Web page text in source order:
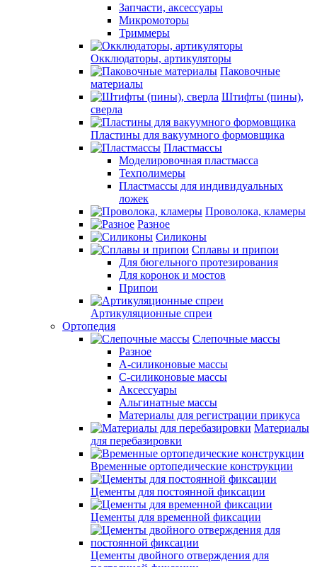
Запчасти, аксессуары
Микромоторы
Триммеры
Окклюдаторы, артикуляторы
Паковочные
материалы
Штифты (пины),
сверла
Пластины для вакуумного формовщика
Пластмассы
Моделировочная пластмасса
Техполимеры
Пластмассы для индивидуальных
ложек
Проволока, кламеры
Разное
Силиконы
Сплавы и припои
Для бюгельного протезирования
Для коронок и мостов
Припои
Артикуляционные спреи
Ортопедия
Слепочные массы
Разное
А-силиконовые массы
С-силиконовые массы
Аксессуары
Альгинатные массы
Материалы для регистрации прикуса
Материалы
для перебазировки
Временные ортопедические конструкции
Цементы для постоянной фиксации
Цементы для временной фиксации
Цементы двойного отверждения для